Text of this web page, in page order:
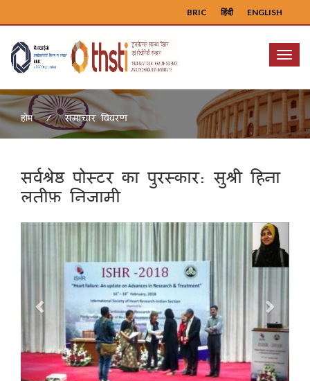
ENGLISH
हिंदी
BRIC
Menu
होम समाचार विवरण
सर्वश्रेष्ठ पोस्टर का पुरस्कार: सुश्री हिना
लतीफ़ निजामी
Previous Next